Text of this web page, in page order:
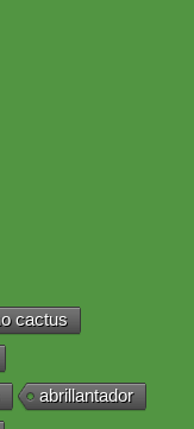
cactus
abrillantador